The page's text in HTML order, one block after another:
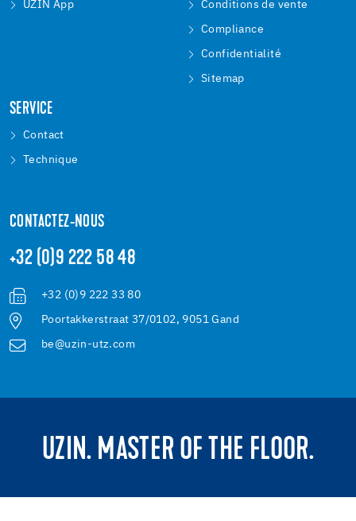
UZIN App Conditions de vente
Compliance
Confidentialité
Sitemap
SERVICE
Contact
Technique
CONTACTEZ-NOUS
+32 (0)9 222 58 48
+32 (0)9 222 33 80
Poortakkerstraat 37/0102, 9051 Gand
be@uzin-utz.com
UZIN. MASTER OF THE FLOOR.